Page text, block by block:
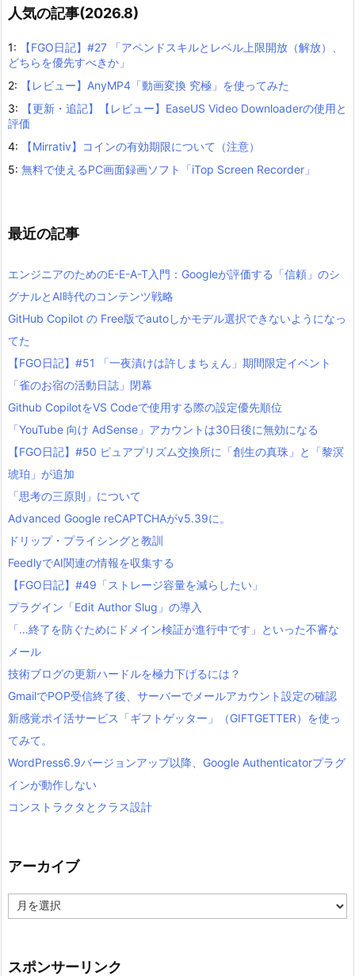
人気の記事(2026.8)
1:
【FGO日記】#27 「アペンドスキルとレベル上限開放（解放）、
どちらを優先すべきか」
2:
【レビュー】AnyMP4「動画変換 究極」を使ってみた
3:
【更新・追記】【レビュー】EaseUS Video Downloaderの使用と
評価
4:
【Mirrativ】コインの有効期限について（注意）
5: 無料で使えるPC画面録画ソフト「iTop Screen Recorder」
最近の記事
エンジニアのためのE-E-A-T入門：Googleが評価する「信頼」のシ
グナルとAI時代のコンテンツ戦略
GitHub Copilot の Free版でautoしかモデル選択できないようになっ
てた
【FGO日記】#51 「一夜漬けは許しまちぇん」期間限定イベント
「雀のお宿の活動日誌」閉幕
Github CopilotをVS Codeで使用する際の設定優先順位
「YouTube 向け AdSense」アカウントは30日後に無効になる
【FGO日記】#50 ピュアプリズム交換所に「創生の真珠」と「黎溟
琥珀」が追加
「思考の三原則」について
Advanced Google reCAPTCHAがv5.39に。
ドリップ・プライシングと教訓
FeedlyでAI関連の情報を収集する
【FGO日記】#49「ストレージ容量を減らしたい」
プラグイン「Edit Author Slug」の導入
「…終了を防ぐためにドメイン検証が進行中です」といった不審な
メール
技術ブログの更新ハードルを極力下げるには？
GmailでPOP受信終了後、サーバーでメールアカウント設定の確認
新感覚ポイ活サービス「ギフトゲッター」（GIFTGETTER）を使っ
てみて。
WordPress6.9バージョンアップ以降、Google Authenticatorプラグ
インが動作しない
コンストラクタとクラス設計
アーカイブ
ー
ブ
スポンサーリンク